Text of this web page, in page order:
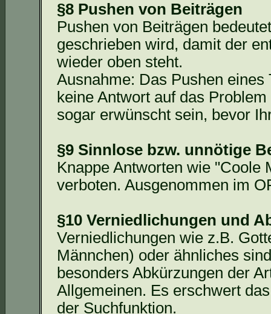
§8 Pushen von Beiträgen
Pushen von Beiträgen
geschrieben wird, damit der
wieder oben steht.
Ausnahme: Das Pushen
keine Antwort auf das
sogar erwünscht sein, bevor
§9 Sinnlose bzw. unnötige
Knappe Antworten wie "Coole
verboten. Ausgenommen im
§10 Verniedlichungen und
Verniedlichungen wie z.B.
Männchen) oder ähnliches
besonders Abkürzungen der
Allgemeinen. Es erschwert
der Suchfunktion.